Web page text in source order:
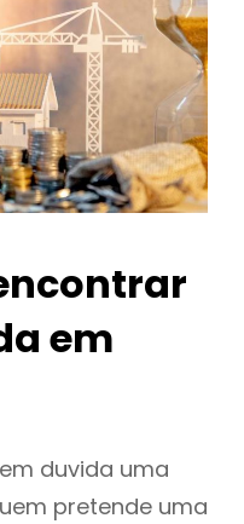
em
duvida uma
pretende uma